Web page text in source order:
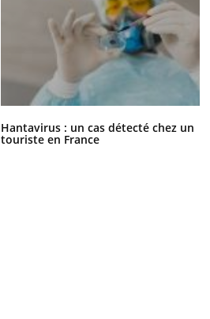
Hantavirus : un cas détecté chez un
touriste en France